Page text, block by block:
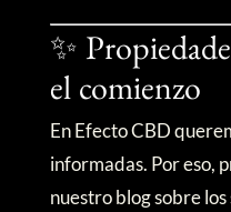
✨
el comienzo
En Efecto CBD
informadas. Por eso,
nuestro blog sobre